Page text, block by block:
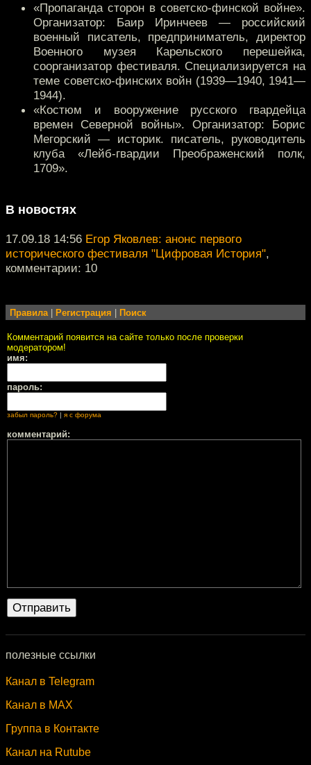
«Пропаганда сторон в советско-финской войне».
Организатор: Баир Иринчеев — российский
военный писатель, предприниматель, директор
Военного музея Карельского перешейка,
соорганизатор фестиваля. Специализируется на
теме советско-финских войн (1939—1940, 1941—
1944).
«Костюм и вооружение русского гвардейца
времен Северной войны». Организатор: Борис
Мегорский — историк. писатель, руководитель
клуба «Лейб-гвардии Преображенский полк,
1709».
В новостях
17.09.18 14:56 Егор Яковлев: анонс первого
исторического фестиваля "Цифровая История",
комментарии: 10
Правила | Регистрация | Поиск
Комментарий появится на сайте только после проверки
модератором!
имя:
пароль:
забыл пароль? | я с форума
комментарий:
полезные ссылки
Канал в Telegram
Канал в MAX
Группа в Контакте
Канал на Rutube